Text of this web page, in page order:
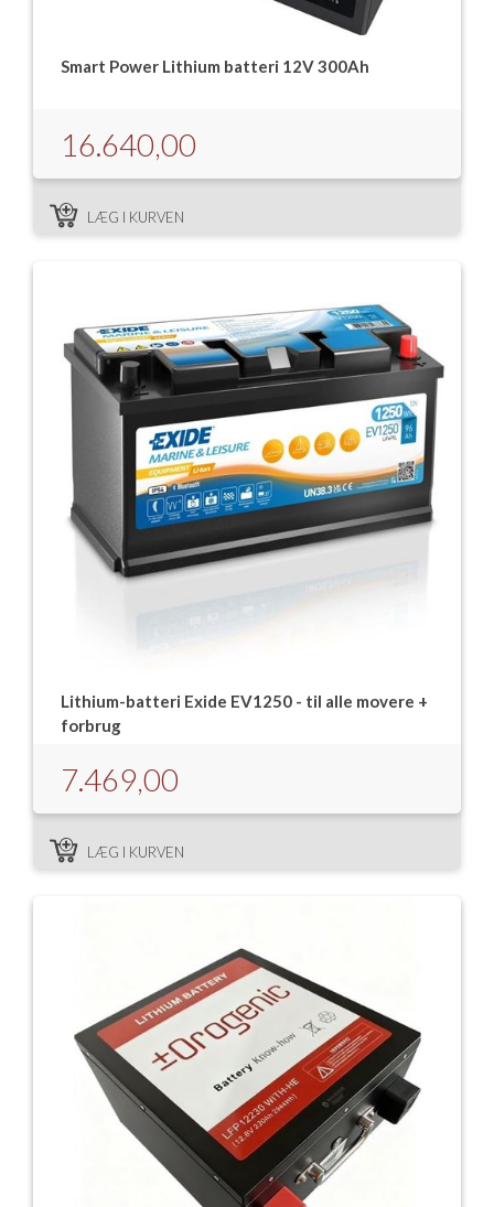
Smart Power Lithium batteri 12V 300Ah
16.640,00
LÆG I KURVEN
Lithium-batteri Exide EV1250 - til alle movere +
forbrug
7.469,00
LÆG I KURVEN